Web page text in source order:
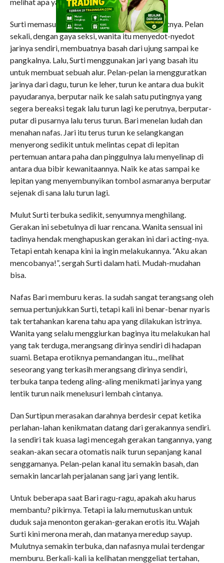
Surti memasukkan satu jari tengahnya ke mulutnya. Pelan
sekali, dengan gaya seksi, wanita itu menyedot-nyedot
jarinya sendiri, membuatnya basah dari ujung sampai ke
pangkalnya. Lalu, Surti menggunakan jari yang basah itu
untuk membuat sebuah alur. Pelan-pelan ia mengguratkan
jarinya dari dagu, turun ke leher, turun ke antara dua bukit
payudaranya, berputar naik ke salah satu putingnya yang
segera bereaksi tegak lalu turun lagi ke perutnya, berputar-
putar di pusarnya lalu terus turun. Bari menelan ludah dan
menahan nafas. Jari itu terus turun ke selangkangan
menyerong sedikit untuk melintas cepat di lepitan
pertemuan antara paha dan pinggulnya lalu menyelinap di
antara dua bibir kewanitaannya. Naik ke atas sampai ke
lepitan yang menyembunyikan tombol asmaranya berputar
sejenak di sana lalu turun lagi.
Mulut Surti terbuka sedikit, senyumnya menghilang.
Gerakan ini sebetulnya di luar rencana. Wanita sensual ini
tadinya hendak menghapuskan gerakan ini dari acting-nya.
Tetapi entah kenapa kini ia ingin melakukannya. “Aku akan
mencobanya!”, sergah Surti dalam hati. Mudah-mudahan
bisa.
Nafas Bari memburu keras. Ia sudah sangat terangsang oleh
semua pertunjukkan Surti, tetapi kali ini benar-benar nyaris
tak tertahankan karena tahu apa yang dilakukan istrinya.
Wanita yang selalu menggiurkan baginya itu melakukan hal
yang tak terduga, merangsang dirinya sendiri di hadapan
suami. Betapa erotiknya pemandangan itu.., melihat
seseorang yang terkasih merangsang dirinya sendiri,
terbuka tanpa tedeng aling-aling menikmati jarinya yang
lentik turun naik menelusuri lembah cintanya.
Dan Surtipun merasakan darahnya berdesir cepat ketika
perlahan-lahan kenikmatan datang dari gerakannya sendiri.
Ia sendiri tak kuasa lagi mencegah gerakan tangannya, yang
seakan-akan secara otomatis naik turun sepanjang kanal
senggamanya. Pelan-pelan kanal itu semakin basah, dan
semakin lancarlah perjalanan sang jari yang lentik.
Untuk beberapa saat Bari ragu-ragu, apakah aku harus
membantu? pikirnya. Tetapi ia lalu memutuskan untuk
duduk saja menonton gerakan-gerakan erotis itu. Wajah
Surti kini merona merah, dan matanya meredup sayup.
Mulutnya semakin terbuka, dan nafasnya mulai terdengar
memburu. Berkali-kali ia kelihatan menggeliat tertahan,